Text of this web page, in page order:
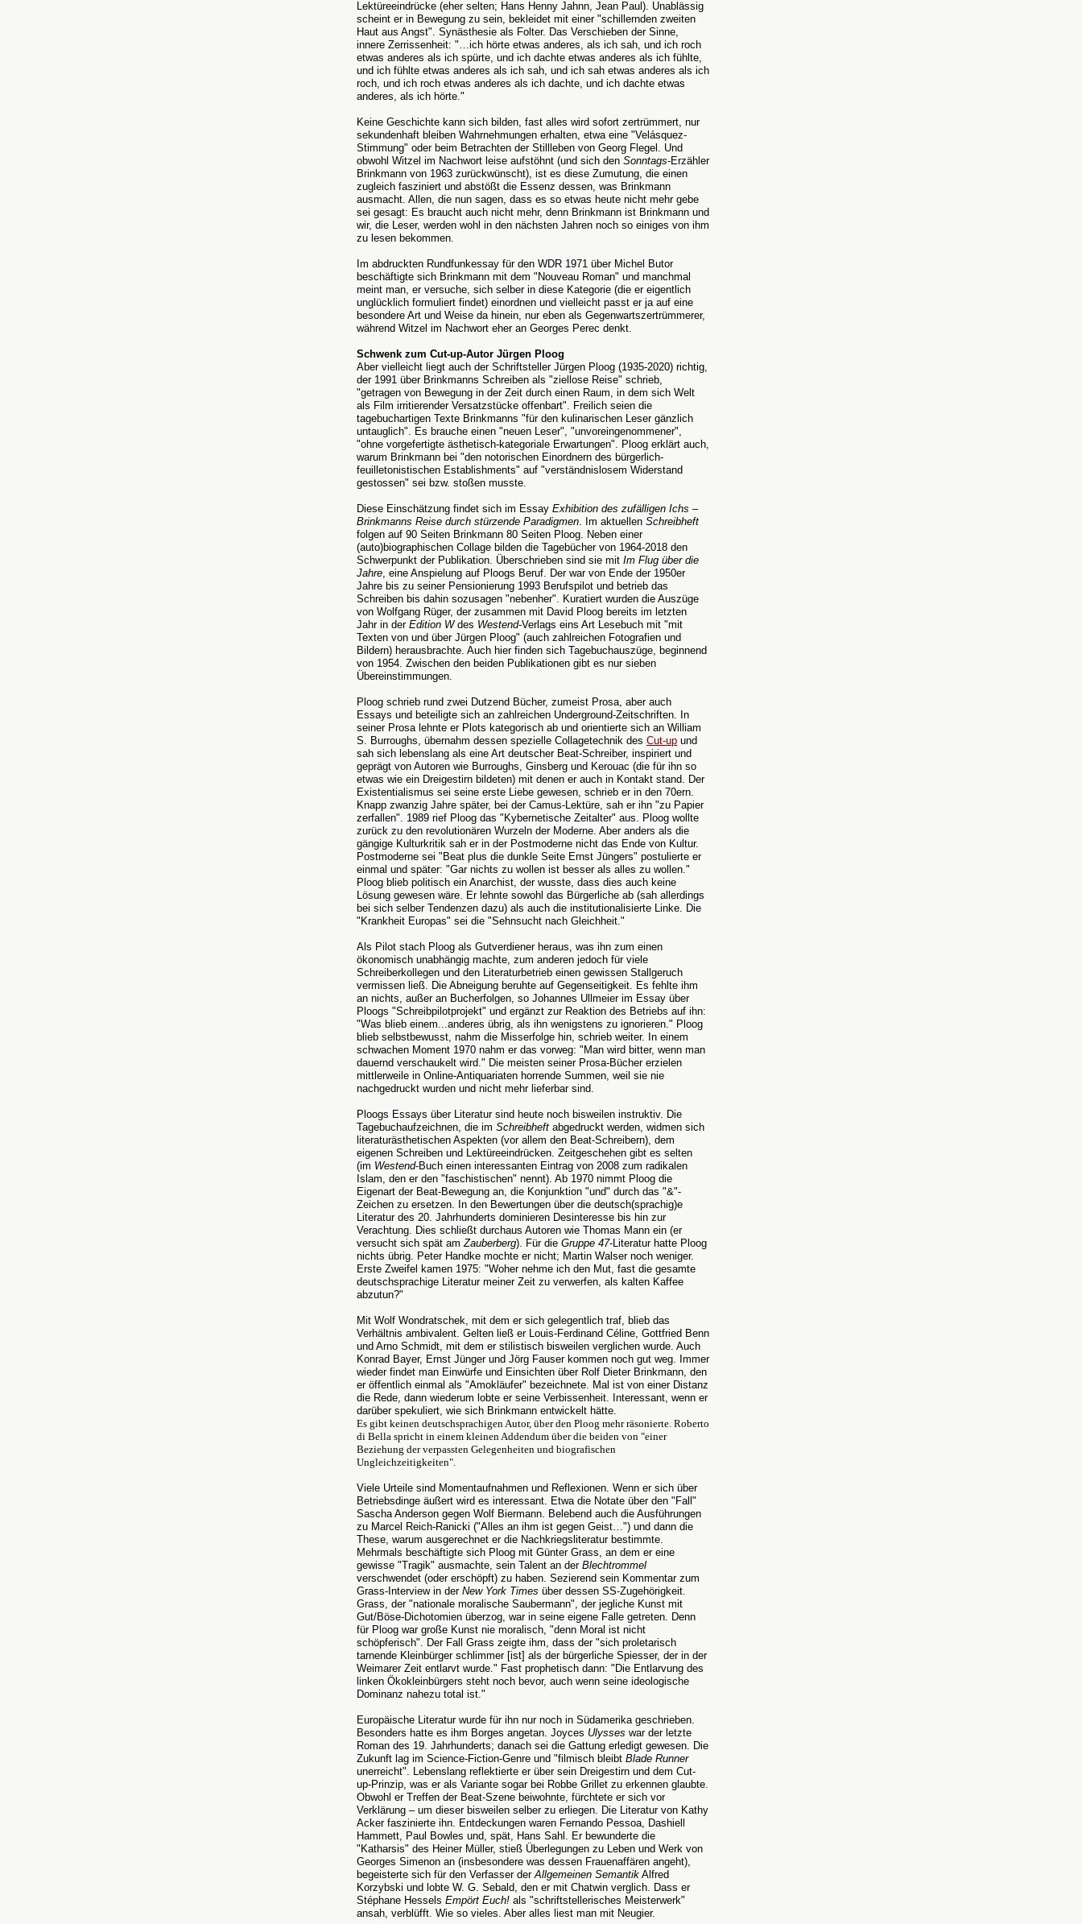
Lektüreeindrücke (eher selten; Hans Henny Jahnn, Jean Paul). Unablässig
scheint er in Bewegung zu sein, bekleidet mit einer "schillernden zweiten
Haut aus Angst". Synästhesie als Folter. Das Verschieben der Sinne,
innere Zerrissenheit: "…ich hörte etwas anderes, als ich sah, und ich roch
etwas anderes als ich spürte, und ich dachte etwas anderes als ich fühlte,
und ich fühlte etwas anderes als ich sah, und ich sah etwas anderes als ich
roch, und ich roch etwas anderes als ich dachte, und ich dachte etwas
anderes, als ich hörte."
Keine Geschichte kann sich bilden, fast alles wird sofort zertrümmert, nur
sekundenhaft bleiben Wahrnehmungen erhalten, etwa eine "Velásquez-
Stimmung" oder beim Betrachten der Stillleben von Georg Flegel. Und
obwohl Witzel im Nachwort leise aufstöhnt (und sich den Sonntags-Erzähler
Brinkmann von 1963 zurückwünscht), ist es diese Zumutung, die einen
zugleich fasziniert und abstößt die Essenz dessen, was Brinkmann
ausmacht. Allen, die nun sagen, dass es so etwas heute nicht mehr gebe
sei gesagt: Es braucht auch nicht mehr, denn Brinkmann ist Brinkmann und
wir, die Leser, werden wohl in den nächsten Jahren noch so einiges von ihm
zu lesen bekommen.
Im abdruckten Rundfunkessay für den WDR 1971 über Michel Butor
beschäftigte sich Brinkmann mit dem "Nouveau Roman" und manchmal
meint man, er versuche, sich selber in diese Kategorie (die er eigentlich
unglücklich formuliert findet) einordnen und vielleicht passt er ja auf eine
besondere Art und Weise da hinein, nur eben als Gegenwartszertrümmerer,
während Witzel im Nachwort eher an Georges Perec denkt.
Schwenk zum Cut-up-Autor Jürgen Ploog
Aber vielleicht liegt auch der Schriftsteller Jürgen Ploog (1935-2020) richtig,
der 1991 über Brinkmanns Schreiben als "ziellose Reise" schrieb,
"getragen von Bewegung in der Zeit durch einen Raum, in dem sich Welt
als Film irritierender Versatzstücke offenbart". Freilich seien die
tagebuchartigen Texte Brinkmanns "für den kulinarischen Leser gänzlich
untauglich". Es brauche einen "neuen Leser", "unvoreingenommener",
"ohne vorgefertigte ästhetisch-kategoriale Erwartungen". Ploog erklärt auch,
warum Brinkmann bei "den notorischen Einordnern des bürgerlich-
feuilletonistischen Establishments" auf "verständnislosem Widerstand
gestossen" sei bzw. stoßen musste.
Diese Einschätzung findet sich im Essay Exhibition des zufälligen Ichs –
Brinkmanns Reise durch stürzende Paradigmen. Im aktuellen Schreibheft
folgen auf 90 Seiten Brinkmann 80 Seiten Ploog. Neben einer
(auto)biographischen Collage bilden die Tagebücher von 1964-2018 den
Schwerpunkt der Publikation. Überschrieben sind sie mit Im Flug über die
Jahre, eine Anspielung auf Ploogs Beruf. Der war von Ende der 1950er
Jahre bis zu seiner Pensionierung 1993 Berufspilot und betrieb das
Schreiben bis dahin sozusagen "nebenher". Kuratiert wurden die Auszüge
von Wolfgang Rüger, der zusammen mit David Ploog bereits im letzten
Jahr in der Edition Wdes Westend-Verlags eins Art Lesebuch mit "mit
Texten von und über Jürgen Ploog" (auch zahlreichen Fotografien und
Bildern) herausbrachte. Auch hier finden sich Tagebuchauszüge, beginnend
von 1954. Zwischen den beiden Publikationen gibt es nur sieben
Übereinstimmungen.
Ploog schrieb rund zwei Dutzend Bücher, zumeist Prosa, aber auch
Essays und beteiligte sich an zahlreichen Underground-Zeitschriften. In
seiner Prosa lehnte er Plots kategorisch ab und orientierte sich an William
S. Burroughs, übernahm dessen spezielle Collagetechnik des Cut-up und
sah sich lebenslang als eine Art deutscher Beat-Schreiber, inspiriert und
geprägt von Autoren wie Burroughs, Ginsberg und Kerouac (die für ihn so
etwas wie ein Dreigestirn bildeten) mit denen er auch in Kontakt stand. Der
Existentialismus sei seine erste Liebe gewesen, schrieb er in den 70ern.
Knapp zwanzig Jahre später, bei der Camus-Lektüre, sah er ihn "zu Papier
zerfallen". 1989 rief Ploog das "Kybernetische Zeitalter" aus. Ploog wollte
zurück zu den revolutionären Wurzeln der Moderne. Aber anders als die
gängige Kulturkritik sah er in der Postmoderne nicht das Ende von Kultur.
Postmoderne sei "Beat plus die dunkle Seite Ernst Jüngers" postulierte er
einmal und später: "Gar nichts zu wollen ist besser als alles zu wollen."
Ploog blieb politisch ein Anarchist, der wusste, dass dies auch keine
Lösung gewesen wäre. Er lehnte sowohl das Bürgerliche ab (sah allerdings
bei sich selber Tendenzen dazu) als auch die institutionalisierte Linke. Die
"Krankheit Europas" sei die "Sehnsucht nach Gleichheit."
Als Pilot stach Ploog als Gutverdiener heraus, was ihn zum einen
ökonomisch unabhängig machte, zum anderen jedoch für viele
Schreiberkollegen und den Literaturbetrieb einen gewissen Stallgeruch
vermissen ließ. Die Abneigung beruhte auf Gegenseitigkeit. Es fehlte ihm
an nichts, außer an Bucherfolgen, so Johannes Ullmeier im Essay über
Ploogs "Schreibpilotprojekt" und ergänzt zur Reaktion des Betriebs auf ihn:
"Was blieb einem...anderes übrig, als ihn wenigstens zu ignorieren." Ploog
blieb selbstbewusst, nahm die Misserfolge hin, schrieb weiter. In einem
schwachen Moment 1970 nahm er das vorweg: "Man wird bitter, wenn man
dauernd verschaukelt wird." Die meisten seiner Prosa-Bücher erzielen
mittlerweile in Online-Antiquariaten horrende Summen, weil sie nie
nachgedruckt wurden und nicht mehr lieferbar sind.
Ploogs Essays über Literatur sind heute noch bisweilen instruktiv. Die
Tagebuchaufzeichnen, die im Schreibheft abgedruckt werden, widmen sich
literaturästhetischen Aspekten (vor allem den Beat-Schreibern), dem
eigenen Schreiben und Lektüreeindrücken. Zeitgeschehen gibt es selten
(im Westend-Buch einen interessanten Eintrag von 2008 zum radikalen
Islam, den er den "faschistischen" nennt). Ab 1970 nimmt Ploog die
Eigenart der Beat-Bewegung an, die Konjunktion "und" durch das "&"-
Zeichen zu ersetzen. In den Bewertungen über die deutsch(sprachig)e
Literatur des 20. Jahrhunderts dominieren Desinteresse bis hin zur
Verachtung. Dies schließt durchaus Autoren wie Thomas Mann ein (er
versucht sich spät amZauberberg). Für die Gruppe 47-Literatur hatte Ploog
nichts übrig. Peter Handke mochte er nicht; Martin Walser noch weniger.
Erste Zweifel kamen 1975: "Woher nehme ich den Mut, fast die gesamte
deutschsprachige Literatur meiner Zeit zu verwerfen, als kalten Kaffee
abzutun?"
Mit Wolf Wondratschek, mit dem er sich gelegentlich traf, blieb das
Verhältnis ambivalent. Gelten ließ er Louis-Ferdinand Céline, Gottfried Benn
und Arno Schmidt, mit dem er stilistisch bisweilen verglichen wurde. Auch
Konrad Bayer, Ernst Jünger und Jörg Fauser kommen noch gut weg. Immer
wieder findet man Einwürfe und Einsichten über Rolf Dieter Brinkmann, den
er öffentlich einmal als "Amokläufer" bezeichnete. Mal ist von einer Distanz
die Rede, dann wiederum lobte er seine Verbissenheit. Interessant, wenn er
darüber spekuliert, wie sich Brinkmann entwickelt hätte.
Es gibt keinen deutschsprachigen Autor, über den Ploog mehr räsonierte. Roberto
di Bella spricht in einem kleinen Addendum über die beiden von "einer
Beziehung der verpassten Gelegenheiten und biografischen
Ungleichzeitigkeiten".
Viele Urteile sind Momentaufnahmen und Reflexionen. Wenn er sich über
Betriebsdinge äußert wird es interessant. Etwa die Notate über den "Fall"
Sascha Anderson gegen Wolf Biermann. Belebend auch die Ausführungen
zu Marcel Reich-Ranicki ("Alles an ihm ist gegen Geist…") und dann die
These, warum ausgerechnet er die Nachkriegsliteratur bestimmte.
Mehrmals beschäftigte sich Ploog mit Günter Grass, an dem er eine
gewisse "Tragik" ausmachte, sein Talent an der Blechtrommel
verschwendet (oder erschöpft) zu haben. Sezierend sein Kommentar zum
Grass-Interview in der New York Times über dessen SS-Zugehörigkeit.
Grass, der "nationale moralische Saubermann", der jegliche Kunst mit
Gut/Böse-Dichotomien überzog, war in seine eigene Falle getreten. Denn
für Ploog war große Kunst nie moralisch, "denn Moral ist nicht
schöpferisch". Der Fall Grass zeigte ihm, dass der "sich proletarisch
tarnende Kleinbürger schlimmer [ist] als der bürgerliche Spiesser, der in der
Weimarer Zeit entlarvt wurde." Fast prophetisch dann: "Die Entlarvung des
linken Ökokleinbürgers steht noch bevor, auch wenn seine ideologische
Dominanz nahezu total ist."
Europäische Literatur wurde für ihn nur noch in Südamerika geschrieben.
Besonders hatte es ihm Borges angetan. Joyces Ulysses war der letzte
Roman des 19. Jahrhunderts; danach sei die Gattung erledigt gewesen. Die
Zukunft lag im Science-Fiction-Genre und "filmisch bleibt Blade Runner
unerreicht". Lebenslang reflektierte er über sein Dreigestirn und dem Cut-
up-Prinzip, was er als Variante sogar bei Robbe Grillet zu erkennen glaubte.
Obwohl er Treffen der Beat-Szene beiwohnte, fürchtete er sich vor
Verklärung – um dieser bisweilen selber zu erliegen. Die Literatur von Kathy
Acker faszinierte ihn. Entdeckungen waren Fernando Pessoa, Dashiell
Hammett, Paul Bowles und, spät, Hans Sahl. Er bewunderte die
"Katharsis" des Heiner Müller, stieß Überlegungen zu Leben und Werk von
Georges Simenon an (insbesondere was dessen Frauenaffären angeht),
begeisterte sich für den Verfasser derAllgemeinen Semantik Alfred
Korzybski und lobte W. G. Sebald, den er mit Chatwin verglich. Dass er
Stéphane Hessels Empört Euch! als "schriftstellerisches Meisterwerk"
ansah, verblüfft. Wie so vieles. Aber alles liest man mit Neugier.